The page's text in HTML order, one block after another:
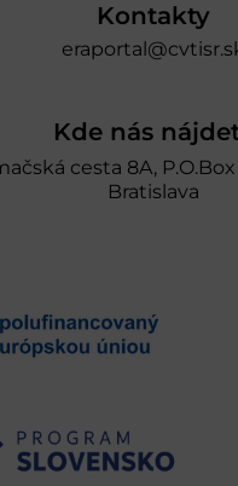
Kontakty
Kde nás
cesta 8A,
Bratislava